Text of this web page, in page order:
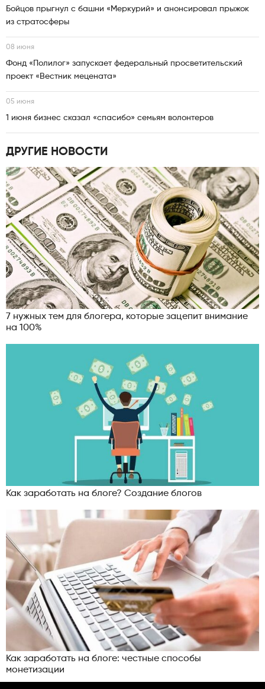
Бойцов прыгнул с башни «Меркурий» и анонсировал прыжок
из стратосферы
08 июня
Фонд «Полилог» запускает федеральный просветительский
проект «Вестник мецената»
05 июня
1 июня бизнес сказал «спасибо» семьям волонтеров
ДРУГИЕ НОВОСТИ
7 нужных тем для блогера, которые зацепит внимание
на 100%
Как заработать на блоге? Создание блогов
Как заработать на блоге: честные способы
монетизации